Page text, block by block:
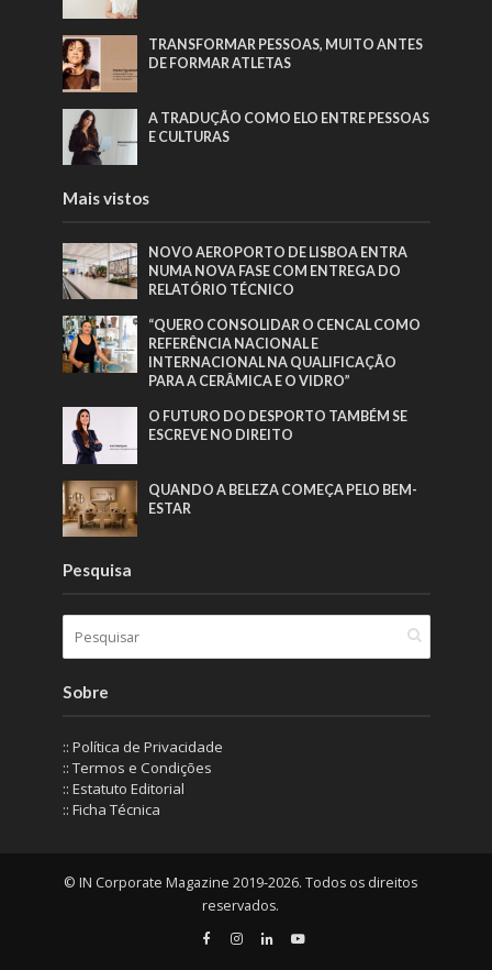
TRANSFORMAR PESSOAS, MUITO ANTES
DE FORMAR ATLETAS
A TRADUÇÃO COMO ELO ENTRE PESSOAS
E CULTURAS
Mais vistos
NOVO AEROPORTO DE LISBOA ENTRA
NUMA NOVA FASE COM ENTREGA DO
RELATÓRIO TÉCNICO
“QUERO CONSOLIDAR O CENCAL COMO
REFERÊNCIA NACIONAL E
INTERNACIONAL NA QUALIFICAÇÃO
PARA A CERÂMICA E O VIDRO”
O FUTURO DO DESPORTO TAMBÉM SE
ESCREVE NO DIREITO
QUANDO A BELEZA COMEÇA PELO BEM-
ESTAR
Pesquisa
Sobre
:: Política de Privacidade
:: Termos e Condições
:: Estatuto Editorial
:: Ficha Técnica
© IN Corporate Magazine 2019-2026. Todos os direitos
reservados.